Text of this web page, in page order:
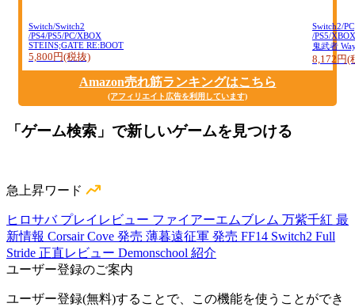
Switch/Switch2
/PS4/PS5/PC/XBOX
STEINS;GATE RE:BOOT
5,800円(税抜)
Switch2/PC
/PS5/XBOX
鬼武者
8,172円(
Amazon売れ筋ランキングはこちら
(アフィリエイト広告を利用しています)
「ゲーム検索」で新しいゲームを見つける
急上昇ワード
ヒロサバ プレイレビュー ファイアーエムブレム 万紫千紅 最
新情報 Corsair Cove 発売 薄暮遠征軍 発売 FF14 Switch2 Full
Stride 正直レビュー Demonschool 紹介
ユーザー登録のご案内
ユーザー登録(無料)することで、この機能を使うことができ